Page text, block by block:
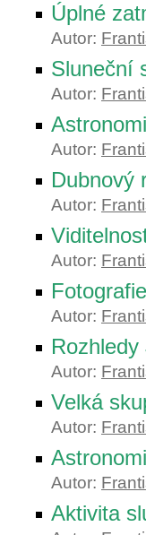
Úplné
Autor:
Sluneční
Autor:
Autor:
Dubnový
Autor:
Autor:
Autor:
Autor:
Velká
Autor:
Autor:
Aktivita